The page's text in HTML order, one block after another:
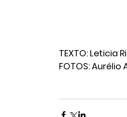
TEXTO: Leticia
FOTOS: Aurélio